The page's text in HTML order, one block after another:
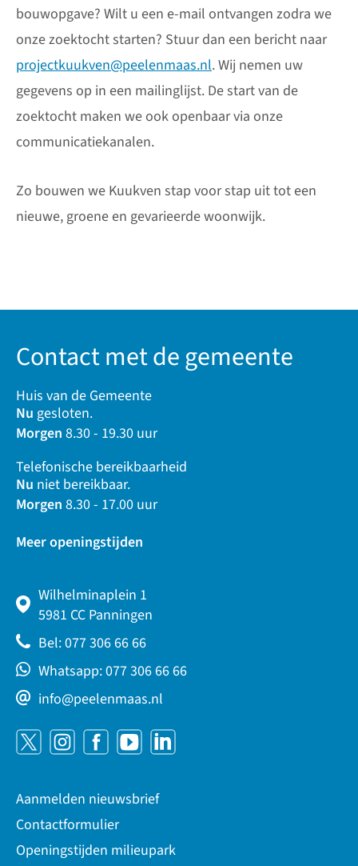
bouwopgave? Wilt u een e-mail ontvangen zodra we
onze zoektocht starten? Stuur dan een bericht naar
projectkuukven@peelenmaas.nl. Wij nemen uw
gegevens op in een mailinglijst. De start van de
zoektocht maken we ook openbaar via onze
communicatiekanalen.
Zo bouwen we Kuukven stap voor stap uit tot een
nieuwe, groene en gevarieerde woonwijk.
Contact met de gemeente
Huis van de Gemeente
Nu gesloten.
Morgen 8.30 - 19.30 uur
Telefonische bereikbaarheid
Nu niet bereikbaar.
Morgen 8.30 - 17.00 uur
Meer openingstijden
Wilhelminaplein 1
5981 CC Panningen
Bel: 077 306 66 66
Whatsapp: 077 306 66 66
info@peelenmaas.nl
Aanmelden nieuwsbrief
Contactformulier
Openingstijden milieupark